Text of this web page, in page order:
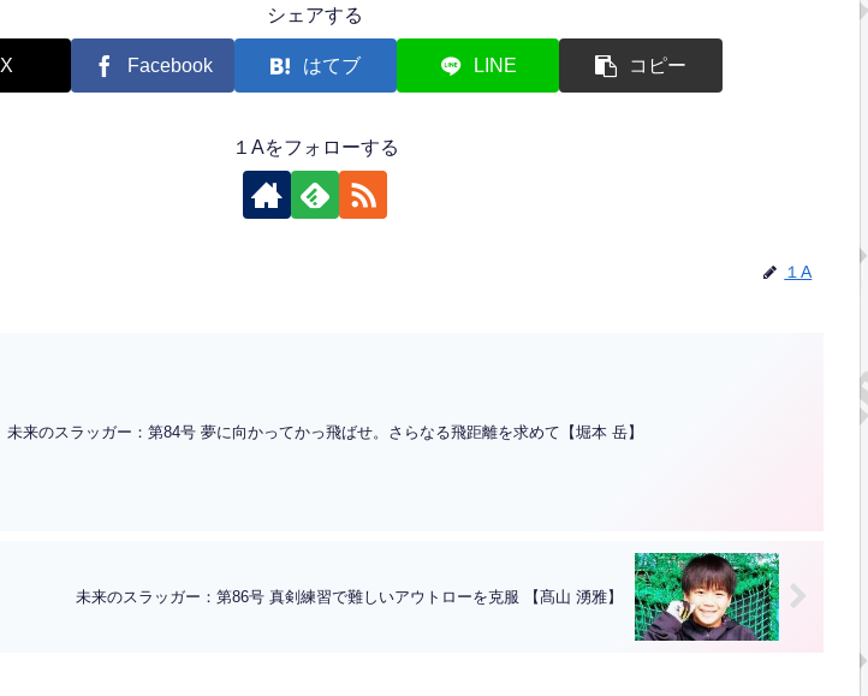
シェアする
X Facebook はてブ LINE コピー
１Aをフォローする
１A
未来のスラッガー：第84号 夢に向かってかっ飛ばせ。さらなる飛距離を求めて【堀本 岳】
未来のスラッガー：第86号 真剣練習で難しいアウトローを克服 【髙山 湧雅】